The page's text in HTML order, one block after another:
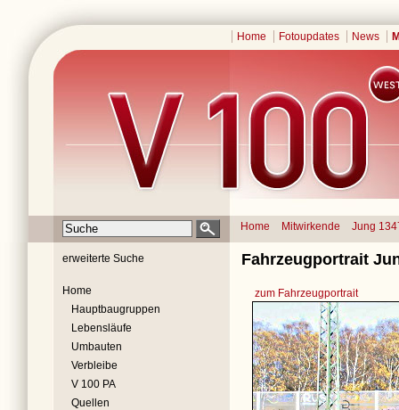
Home Fotoupdates News
Home Mitwirkende Jung
erweiterte Suche
Home
Hauptbaugruppen
Lebensläufe
Umbauten
Verbleibe
V 100 PA
Quellen
Fahrzeugportrait
zum Fahrzeugportrait